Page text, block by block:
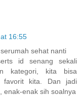
16:55
sehat nanti
id senang sekali
kategori, kita bisa
favorit kita. Dan jadi
enak-enak sih soalnya